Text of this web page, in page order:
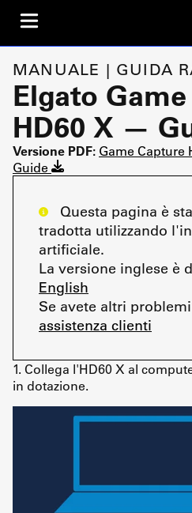
MANUALE | GUIDA
Elgato
HD60 X —
Versione PDF: Game Capture
Guide
Questa pagina è
tradotta utilizzando
artificiale.
La versione inglese è
English
Se avete altri
assistenza clienti
1. Collega l'HD60 X al
in dotazione.